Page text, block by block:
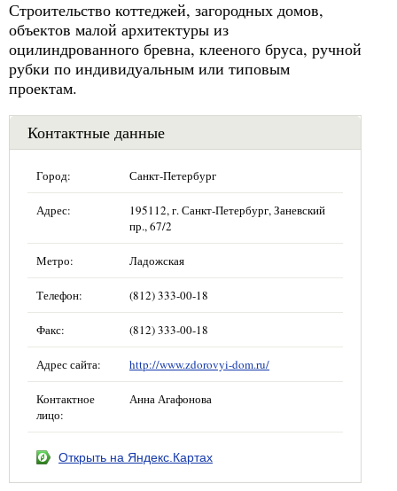
Строительство коттеджей, загородных домов,
объектов малой архитектуры из
оцилиндрованного бревна, клееного бруса, ручной
рубки по индивидуальным или типовым
проектам.
Контактные данные
Город: Санкт-Петербург
Адрес:
195112, г. Санкт-Петербург, Заневский
пр., 67/2
Метро: Ладожская
Телефон: (812) 333-00-18
Факс: (812) 333-00-18
Адрес сайта: http://www.zdorovyi-dom.ru/
Контактное
лицо:
Анна Агафонова
Открыть на Яндекс.Картах